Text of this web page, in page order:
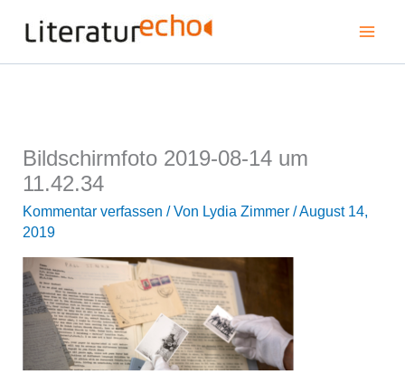
Bildschirmfoto 2019-08-14 um
11.42.34
Kommentar verfassen / Von Lydia Zimmer/August 14,
2019